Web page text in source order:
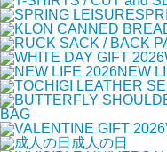
NEW
BAG
成人の日